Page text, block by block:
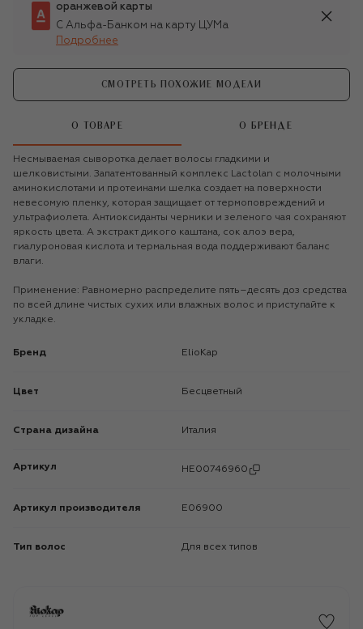
оранжевой карты
С Альфа-Банком на карту ЦУМа
Подробнее
СМОТРЕТЬ ПОХОЖИЕ МОДЕЛИ
О ТОВАРЕ О БРЕНДЕ
Несмываемая сыворотка делает волосы гладкими и
шелковистыми. Запатентованный комплекс Lactolan с молочными
аминокислотами и протеинами шелка создает на поверхности
невесомую пленку, которая защищает от термоповреждений и
ультрафиолета. Антиоксиданты черники и зеленого чая сохраняют
яркость цвета. А экстракт дикого каштана, сок алоэ вера,
гиалуроновая кислота и термальная вода поддерживают баланс
влаги.
Применение: Равномерно распределите пять–десять доз средства
по всей длине чистых сухих или влажных волос и приступайте к
укладке.
Бренд ElioKap
Цвет Бесцветный
Страна дизайна Италия
Артикул HE00746960
Артикул производителя E06900
Тип волос Для всех типов